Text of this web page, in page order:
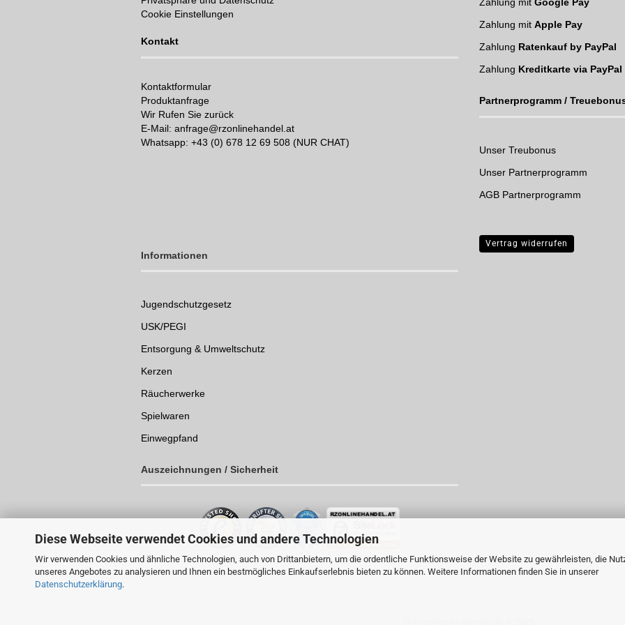
Diese Webseite verwendet Cookies und andere Technologien
Wir verwenden Cookies und ähnliche Technologien, auch von Drittanbietern, um die ordentliche Funktionsweise der Website zu gewährleisten, die
unseres Angebotes zu analysieren und Ihnen ein bestmögliches Einkaufserlebnis bieten zu können. Weitere Informationen finden Sie in unserer
Datenschutzerklärung.
Cookie Einstellungen
Kontakt
Kontaktformular
Produktanfrage
Wir Rufen Sie zurück
E-Mail: anfrage@rzonlinehandel.at
Whatsapp: +43 (0) 678 12 69 508 (NUR CHAT)
Zahlung mit Apple Pay
Zahlung Ratenkauf by PayPal
Zahlung Kreditkarte via PayPal
Partnerprogramm /
Unser Treubonus
Unser Partnerprogramm
AGB Partnerprogramm
Informationen
Jugendschutzgesetz
USK/PEGI
Entsorgung & Umweltschutz
Kerzen
Räucherwerke
Spielwaren
Einwegpfand
Auszeichnungen / Sicherheit
Vertrag widerrufen